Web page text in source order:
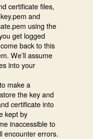
certificate files,
and
using the
get logged
back to this
We’ll assume
into your
make a
the key and
certificate into
kept by
inaccessible to
encounter errors.